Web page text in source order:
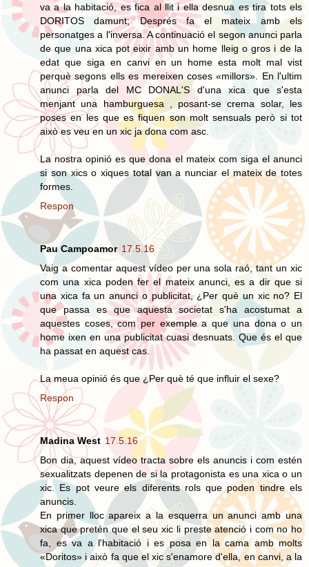
va a la habitació, es fica al llit i ella desnua es tira tots els
DORITOS damunt; Després fa el mateix amb els
personatges a l'inversa. A continuació el segon anunci parla
de que una xica pot eixir amb un home lleig o gros i de la
edat que siga en canvi en un home esta molt mal vist
perquè segons ells es mereixen coses «millors». En l'ultim
anunci parla del MC DONAL'S d'una xica que s'esta
menjant una hamburguesa , posant-se crema solar, les
poses en les que es fiquen son molt sensuals però si tot
això es veu en un xic ja dona com asc.
La nostra opinió es que dona el mateix com siga el anunci
si son xics o xiques total van a nunciar el mateix de totes
formes.
Respon
Pau Campoamor 17.5.16
Vaig a comentar aquest vídeo per una sola raó, tant un xic
com una xica poden fer el mateix anunci, es a dir que si
una xica fa un anunci o publicitat, ¿Per què un xic no? El
que passa es que aquesta societat s'ha acostumat a
aquestes coses, com per exemple a que una dona o un
home ixen en una publicitat cuasi desnuats. Que és el que
ha passat en aquest cas.
La meua opinió és que ¿Per què té que influir el sexe?
Respon
Madina West 17.5.16
Bon dia, aquest vídeo tracta sobre els anuncis i com estén
sexualitzats depenen de si la protagonista es una xica o un
xic. Es pot veure els diferents rols que poden tindre els
anuncis.
En primer lloc apareix a la esquerra un anunci amb una
xica que pretén que el seu xic li preste atenció i com no ho
fa, es va a l'habitació i es posa en la cama amb molts
«Doritos» i això fa que el xic s'enamore d'ella, en canvi, a la